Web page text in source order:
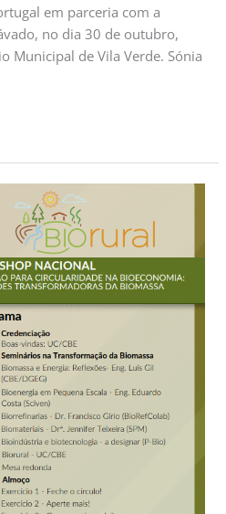
em parceria com a
no dia 30 de outubro,
Municipal de Vila Verde. Sónia